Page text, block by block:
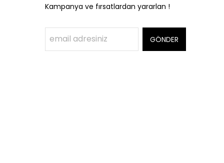
Kampanya ve fırsatlardan yararlan !
GÖNDER